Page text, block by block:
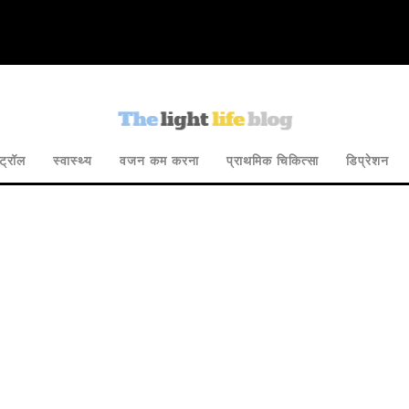
स्वास्थ्य वजन कम करना प्राथमिक चिकित्सा डिप्रेशन